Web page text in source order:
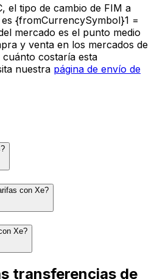
el tipo de cambio de FIM a
{fromCurrencySymbol}1 =
mercado es el punto medio
y venta en los mercados de
cuánto costaría esta
nuestra página de envío de
con Xe?
Xe?
transferencias de